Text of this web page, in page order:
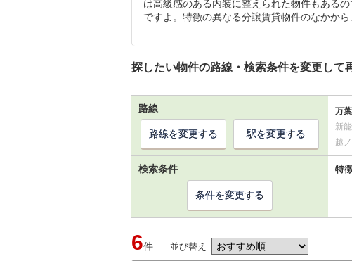
は高級感のある内装に整えられた物件もある
ですよ。特徴の異なる分譲賃貸物件のなかか
探したい物件の路線・検索条件を変更して
路線 万
新
越
路線を変更する 駅を変更する
検索条件 特
条件を変更する
6件 並び替え